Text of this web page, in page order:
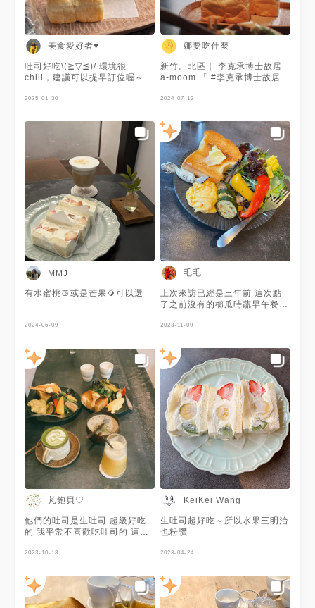
美食愛好者♥
吐司好吃\(≧▽≦)/ 環境很
chill，建議可以提早訂位喔～
2025-01-30
娜要吃什麼
新竹。北區｜ 李克承博士故居
a-moom 「 #李克承博士故居
觀，隱身在巷弄內，如果沒有仔
打微熱山形生吐司，餐點的選項
雖然不多，但是每個都很好吃!!!
早午餐都會有吐司搭配 #蘑菇白
濃湯時蔬 這道濃湯份量很夠也
很濃郁鮮甜 搭配的厚片吐司塗
上了大蒜奶油 真的是一口接一
口直接吃完 貼心的是吃不夠還
可以再續一片 (不要猶豫就是續
下去） #可愛100%山形吐司 選
了香蕉卡士達＋草莓乳酪 香蕉
卡士達比較特別的是配了伯爵茶
的鮮奶油 滿少見的搭配也意外
合拍 #大人口味焦糖布丁 會附
上一小杯的濃縮咖啡 布丁邊灑
上的餅乾屑 讓整體口感更有豐
富 我自己也是滿喜歡的 雖然 李
克承 已經算是新竹名店了 但這
給大家 🔰 蘑菇白濃湯時蔬
_____________ $260 🔰 可
愛100%山形吐司 ____ $180
🔰 大人口味焦糖布丁 _____
$180 🔰 蘋果泡泡
_____________ $200 🔰 橙
香蜜桃 _____________ $200
//////////////////////// 店家資訊
////////////////////////
@a_moom_coffee 📍 地址：
新竹市北區勝利路199號 ⏰ 營
業時間Sun - Tue 09:00–
17:00 (週一公休） #娜要吃什
麼 #新竹 #新竹景點 #新竹咖啡
廳 #新竹甜點 #新竹早午餐 #老
宅咖啡廳 #古蹟咖啡廳
#hsinchu #hainchucafe
#cafe #coffeeshop #brunch
#toast
2024-07-12
MMJ
有水蜜桃🍑或是芒果🥭可以選
2024-06-09
毛毛
上次來訪已經是三年前 這次點
了之前沒有的櫛瓜時蔬早午餐
員有貼心說明吐司上的奶油不夠
瓜有加上起司去烤過很香 但櫛
瓜和菇菇不知道是事先調理好還
是冷得太快(?)，和吐司、嫩蛋
相比偏冰冷有點小可惜🥲🥲
2023-11-09
芃飽貝♡
他們的吐司是生吐司 超級好吃
的 我平常不喜歡吃吐司的 這家
整個都超級好吃 還有我好喜歡
加點草莓生吐司 真的讓我回味
無窮啊(*ﾟ▽ﾟ*) 真的很值得來吃
雖然價位不是很可愛啦
2023-10-13
KeiKei Wang
生吐司超好吃～所以水果三明治
也粉讚
2023-04-24